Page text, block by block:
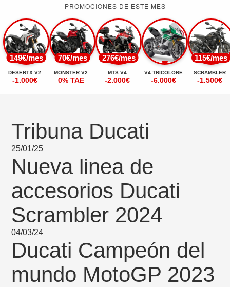
PROMOCIONES DE ESTE MES
149€/mes
DESERTX V2
-1.000€
70€/mes
MONSTER V2
0% TAE
276€/mes
MTS V4
-2.000€
V4 TRICOLORE
-6.000€
115€/mes
SCRAMBLER
-1.500€
Tribuna Ducati
25/01/25
Nueva linea de
accesorios Ducati
Scrambler 2024
04/03/24
Ducati Campeón del
mundo MotoGP 2023